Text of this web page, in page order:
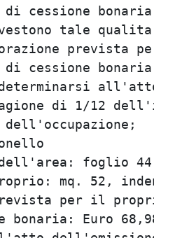
cessione bonaria
tale
prevista
cessione bonaria:
determinarsi all'atto
di 1/12
foglio 44,
mq. 52,
prevista per il
bonaria: Euro